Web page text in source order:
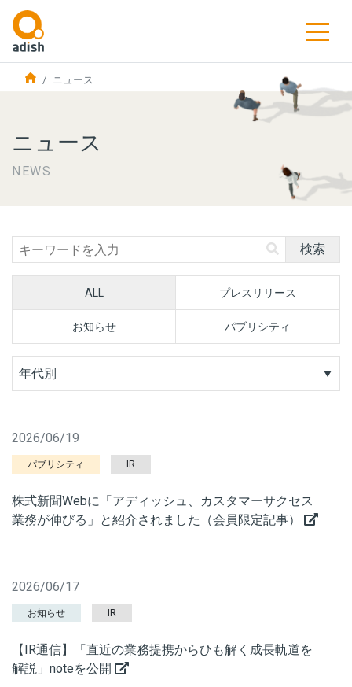
ニュース
ニュース
NEWS
検索
ALL プレスリリース
お知らせ パブリシティ
年代別
2026/06/19
パブリシティ IR
株式新聞Webに「アディッシュ、カスタマーサクセス
業務が伸びる」と紹介されました（会員限定記事）
2026/06/17
お知らせ IR
【IR通信】「直近の業務提携からひも解く成長軌道を
解説」noteを公開